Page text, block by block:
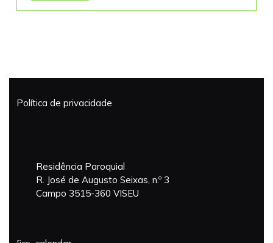
Política de privacidade
Residência Paroquial
R. José de Augusto Seixas, n.º 3
Campo 3515-360 VISEU